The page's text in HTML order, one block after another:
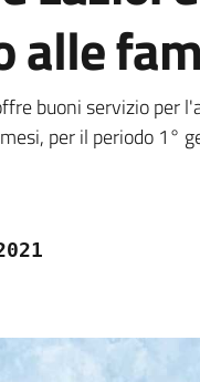
alle
buoni servizio per
per il periodo 1°